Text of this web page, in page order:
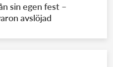
sin egen fest –
avslöjad